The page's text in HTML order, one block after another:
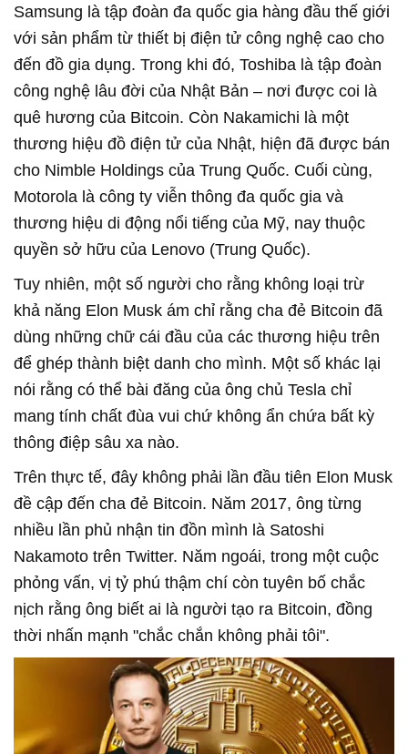
Samsung là tập đoàn đa quốc gia hàng đầu thế giới
với sản phẩm từ thiết bị điện tử công nghệ cao cho
đến đồ gia dụng. Trong khi đó, Toshiba là tập đoàn
công nghệ lâu đời của Nhật Bản – nơi được coi là
quê hương của Bitcoin. Còn Nakamichi là một
thương hiệu đồ điện tử của Nhật, hiện đã được bán
cho Nimble Holdings của Trung Quốc. Cuối cùng,
Motorola là công ty viễn thông đa quốc gia và
thương hiệu di động nổi tiếng của Mỹ, nay thuộc
quyền sở hữu của Lenovo (Trung Quốc).
Tuy nhiên, một số người cho rằng không loại trừ
khả năng Elon Musk ám chỉ rằng cha đẻ Bitcoin đã
dùng những chữ cái đầu của các thương hiệu trên
để ghép thành biệt danh cho mình. Một số khác lại
nói rằng có thể bài đăng của ông chủ Tesla chỉ
mang tính chất đùa vui chứ không ẩn chứa bất kỳ
thông điệp sâu xa nào.
Trên thực tế, đây không phải lần đầu tiên Elon Musk
đề cập đến cha đẻ Bitcoin. Năm 2017, ông từng
nhiều lần phủ nhận tin đồn mình là Satoshi
Nakamoto trên Twitter. Năm ngoái, trong một cuộc
phỏng vấn, vị tỷ phú thậm chí còn tuyên bố chắc
nịch rằng ông biết ai là người tạo ra Bitcoin, đồng
thời nhấn mạnh "chắc chắn không phải tôi".